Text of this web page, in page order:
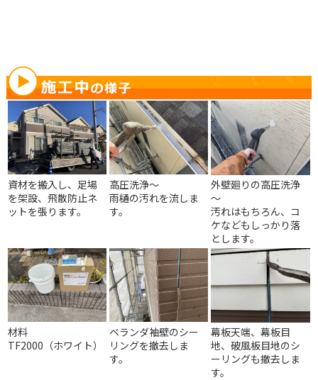
資材を搬入し、足場
を架設、飛散防止ネ
ットを張ります。
高圧洗浄～
雨樋の汚れを流しま
す。
外壁廻りの高圧洗浄
～
汚れはもちろん、コ
ケなどもしっかり落
とします。
材料
TF2000（ホワイト）
ベランダ袖壁のシー
リングを撤去しま
す。
幕板天端、幕板目
地、破風板目地のシ
ーリングも撤去しま
す。